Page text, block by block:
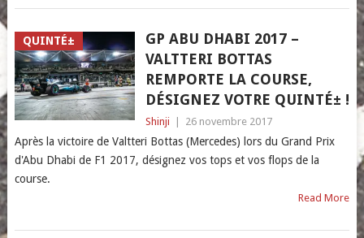
QUINTÉ±
GP ABU DHABI 2017 –
VALTTERI BOTTAS
REMPORTE LA COURSE,
DÉSIGNEZ VOTRE QUINTÉ± !
Shinji 26 novembre 2017
Après la victoire de Valtteri Bottas (Mercedes) lors du Grand Prix
d'Abu Dhabi de F1 2017, désignez vos tops et vos flops de la
course.
Read More